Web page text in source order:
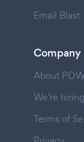
Email Blast
Company
About
We're
Terms of